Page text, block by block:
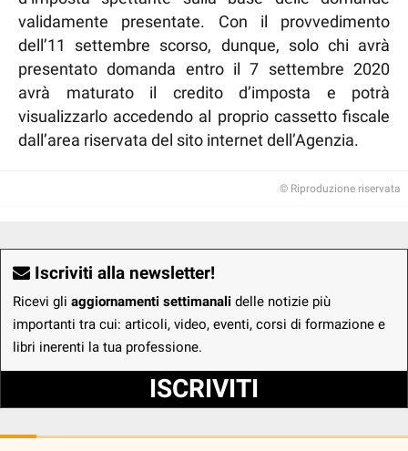
validamente presentate. Con il provvedimento
dell’11 settembre scorso, dunque, solo chi avrà
presentato domanda entro il 7 settembre 2020
avrà maturato il credito d’imposta e potrà
visualizzarlo accedendo al proprio cassetto fiscale
dall’area riservata del sito internet dell’Agenzia.
© Riproduzione riservata
Iscriviti alla newsletter!
Ricevi gli aggiornamenti settimanali delle notizie più
importanti tra cui: articoli, video, eventi, corsi di formazione e
libri inerenti la tua professione.
ISCRIVITI